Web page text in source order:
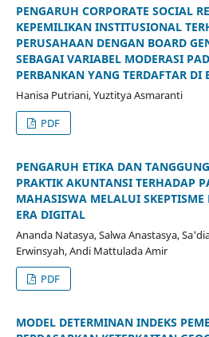
PENGARUH CORPORATE SOCIAL
KEPEMILIKAN INSTITUSIONAL
PERUSAHAAN DENGAN BOARD
SEBAGAI VARIABEL MODERASI
PERBANKAN YANG TERDAFTAR
Hanisa Putriani, Yuztitya Asmaranti
PDF
PENGARUH ETIKA DAN
PRAKTIK AKUNTANSI TERHADAP
MAHASISWA MELALUI SKEPTISME
ERA DIGITAL
Ananda Natasya, Salwa Anastasya,
Erwinsyah, Andi Mattulada Amir
PDF
MODEL DETERMINAN INDEKS